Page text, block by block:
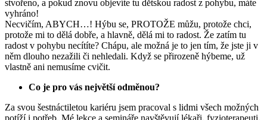
stvořeno, a pokud znovu objevíte tu dětskou radost z pohybu, máte
vyhráno!
Necvičím, ABYCH…! Hýbu se, PROTOŽE můžu, protože chci,
protože mi to dělá dobře, a hlavně, dělá mi to radost. Že zatím tu
radost v pohybu necítíte? Chápu, ale možná je to jen tím, že jste ji v
něm dlouho nezažili či nehledali. Když se přirozeně hýbeme, už
vlastně ani nemusíme cvičit.
Co je pro vás největší odměnou?
Za svou šestnáctiletou kariéru jsem pracoval s lidmi všech možných
potíží i potřeb. Mé lekce a semináře navštěvují lékaři, fyzioterapeuti,